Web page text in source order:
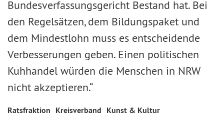
Bundesverfassungsgericht Bestand hat. Bei
den Regelsätzen, dem Bildungspaket und
dem Mindestlohn muss es entscheidende
Verbesserungen geben. Einen politischen
Kuhhandel würden die Menschen in NRW
nicht akzeptieren.“
Ratsfraktion Kreisverband Kunst & Kultur